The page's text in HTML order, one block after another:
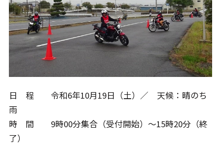
日 程 令和6年10月19日（土）／ 天候：晴のち
雨
時 間 9時00分集合（受付開始）～15時20分（終
了）